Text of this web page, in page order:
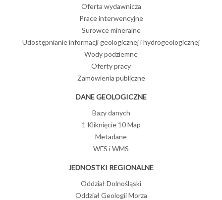
Oferta wydawnicza
Prace interwencyjne
Surowce mineralne
Udostępnianie informacji geologicznej i hydrogeologicznej
Wody podziemne
Oferty pracy
Zamówienia publiczne
DANE GEOLOGICZNE
Bazy danych
1 Kliknięcie 10 Map
Metadane
WFS i WMS
JEDNOSTKI REGIONALNE
Oddział Dolnośląski
Oddział Geologii Morza